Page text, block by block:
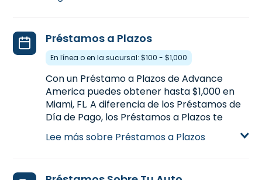
Préstamos a Plazos
En línea o en la sucursal: $100 - $1,000
Con un Préstamo a Plazos de Advance
America puedes obtener hasta $1,000 en
Miami, FL. A diferencia de los Préstamos de
Día de Pago, los Préstamos a Plazos te
proporcionan más dinero de una vez y la
habilidad de pagarlo a plazos con más
Lee más sobre Préstamos a Plazos